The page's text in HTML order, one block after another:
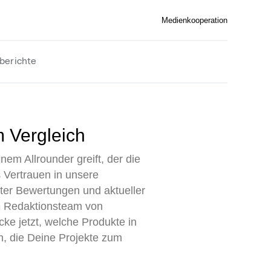
Medienkooperation
Vergleich
Allrounder greift, der die
in unsere
Bewertungen und aktueller
von
jetzt, welche Produkte in
die Deine Projekte zum